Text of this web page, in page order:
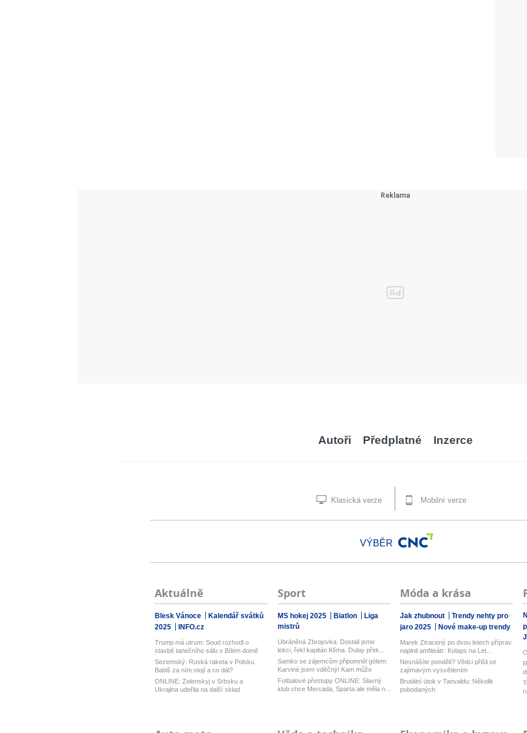
Autoři Předplatné Inzerce
Klasická verze Mobilní verze
VÝBĚR
Aktuálně
Blesk Vánoce
Kalendář svátků
2025
INFO.cz
Trump má utrum: Soud rozhodl o
stavbě tanečního sálu v Bílém domě
Sezemský: Ruská raketa v Polsku.
Babiš za ním stojí a co dál?
ONLINE: Zelenskyj v Srbsku a
Ukrajina udeřila na další sklad
Sport
MS hokej 2025 Biatlon
Liga
mistrů
Ubráněná Zbrojovka. Dostali jsme
lekci, řekl kapitán Klíma. Dulay přek...
Samko se zájemcům připomněl gólem:
Karviné jsem vděčný! Kam může
odejí...
Fotbalové přestupy ONLINE: Slavný
klub chce Mercada, Sparta ale měla n...
Móda a krása
Jak zhubnout
Trendy nehty pro
jaro 2025
Nové make-up trendy
Marek Ztracený po dvou letech příprav
naplnil amfiteátr: Kolaps na Let...
Nesnášíte pondělí? Vědci přišli se
zajímavým vysvětlením
Brutální útok v Tanvaldu: Několik
pobodaných